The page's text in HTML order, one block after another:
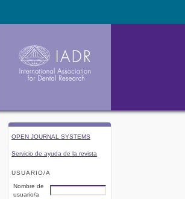
OPEN JOURNAL SYSTEMS
Servicio de ayuda de la revista
USUARIO/A
Nombre de
usuario/a